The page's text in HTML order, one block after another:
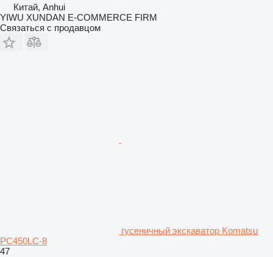
Китай, Anhui
YIWU XUNDAN E-COMMERCE FIRM
Связаться с продавцом
гусеничный экскаватор Komatsu
PC450LC-8
47